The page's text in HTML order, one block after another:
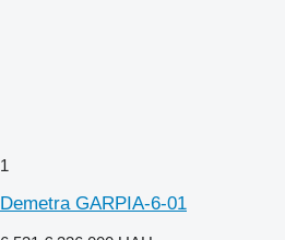
1
Demetra GARPIA-6-01